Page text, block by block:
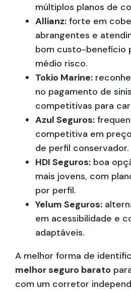
múltiplos planos de
Allianz: forte em
abrangentes e
bom custo-benefício
médio risco.
Tokio Marine:
no pagamento de
competitivas para
Azul Seguros:
competitiva em
de perfil conservador.
HDI Seguros: boa
mais jovens, com
por perfil.
Yelum Seguros:
em acessibilidade e
adaptáveis.
A melhor forma de
melhor seguro barato
com um corretor